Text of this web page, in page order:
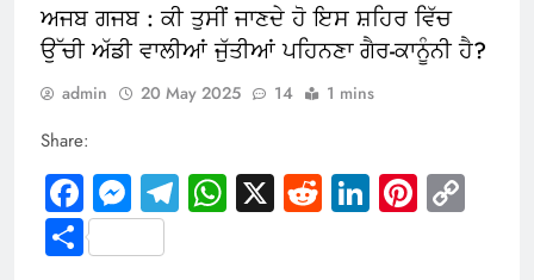
ਅਜਬ ਗਜਬ : ਕੀ ਤੁਸੀਂ ਜਾਣਦੇ ਹੋ ਇਸ ਸ਼ਹਿਰ ਵਿੱਚ
ਉੱਚੀ ਅੱਡੀ ਵਾਲੀਆਂ ਜੁੱਤੀਆਂ ਪਹਿਨਣਾ ਗੈਰ-ਕਾਨੂੰਨੀ ਹੈ?
admin 20 May 2025 14 1 mins
Share:
Facebook
Messenger
Telegram
WhatsApp
X RedditLinkedIn
Share